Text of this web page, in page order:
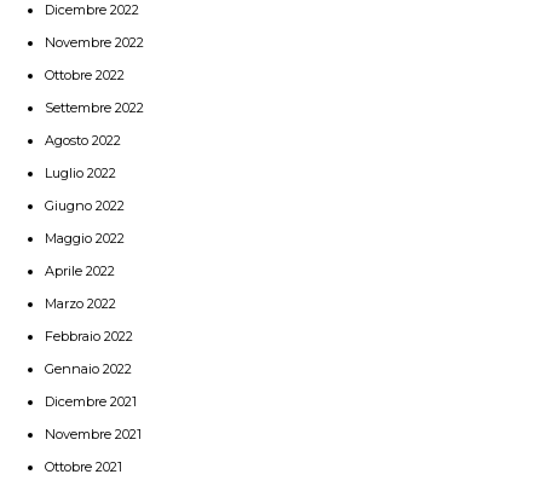
Dicembre 2022
Novembre 2022
Ottobre 2022
Settembre 2022
Agosto 2022
Luglio 2022
Giugno 2022
Maggio 2022
Aprile 2022
Marzo 2022
Febbraio 2022
Gennaio 2022
Dicembre 2021
Novembre 2021
Ottobre 2021